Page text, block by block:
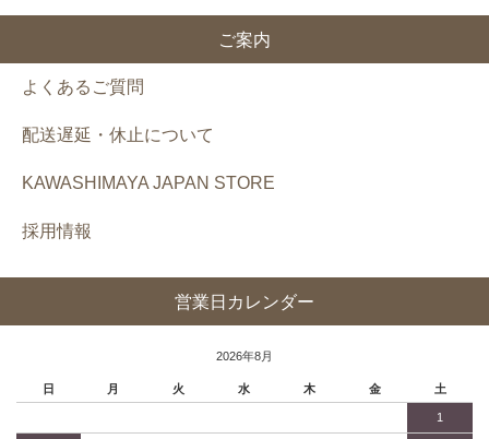
ご案内
よくあるご質問
配送遅延・休止について
KAWASHIMAYA JAPAN STORE
採用情報
営業日カレンダー
2026年8月
日 月 火 水 木 金 土
1